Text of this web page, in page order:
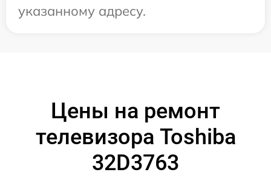
указанному адресу.
Цены на ремонт
телевизора Toshiba
32D3763